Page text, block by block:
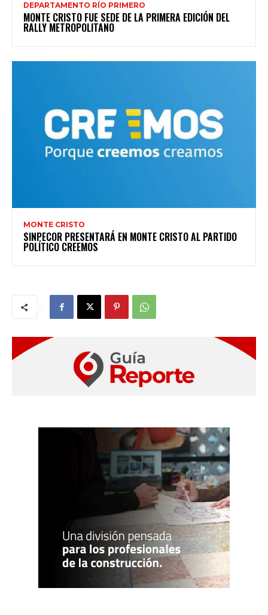
DEPARTAMENTO RÍO PRIMERO
MONTE CRISTO FUE SEDE DE LA PRIMERA EDICIÓN DEL
RALLY METROPOLITANO
MONTE CRISTO
SINPECOR PRESENTARÁ EN MONTE CRISTO AL PARTIDO
POLÍTICO CREEMOS